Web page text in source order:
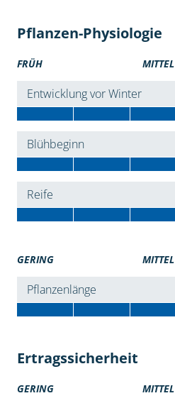
Pflanzen-Physiologie
FRÜH MITTEL
Entwicklung vor Winter
Blühbeginn
Reife
GERING MITTEL
Pflanzenlänge
Ertragssicherheit
GERING MITTEL